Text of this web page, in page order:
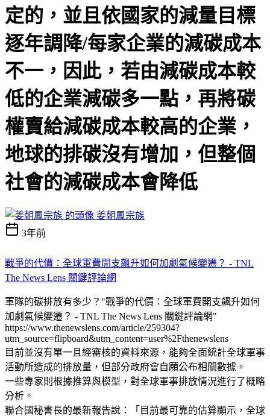
定的，並且依國家的減量目標
逐年調降/每家企業的減碳成本
不一，因此，若由減碳成本較
低的企業減碳多一點，再將碳
權賣給減碳成本較高的企業，
地球的排碳沒有增加，但整個
社會的減碳成本會降低
姜朝鳳宗族
3年前
戰爭的代價：全球軍費開支飆升如何加劇氣候變遷？ - TNL
The News Lens 關鍵評論網
軍隊的碳排放有多少？"戰爭的代價：全球軍費開支飆升如何
加劇氣候變遷？ - TNL The News Lens 關鍵評論網"
https://www.thenewslens.com/article/259304?
utm_source=flipboard&utm_content=user%2Fthenewslens
目前並沒有單一且經審核的資料來源，能夠全面統計全球軍事
活動所造成的排放量，但部分政府會自願公布相關數據。
一些專家則根據推算與模型，對全球軍事排放情況進行了概略
分析。
聯合國秘書長的最新報告說：「目前最可靠的估算顯示，全球